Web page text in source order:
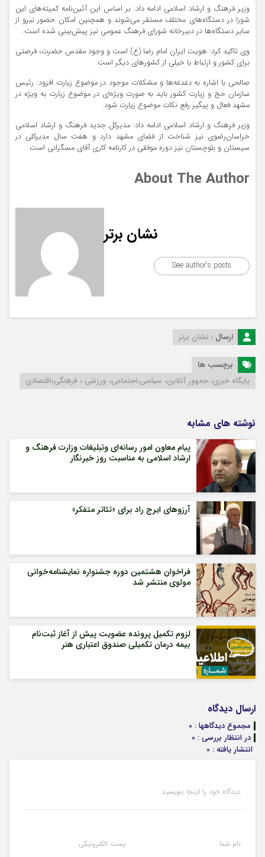
وزیر فرهنگ و ارشاد اسلامی ادامه داد: بر اساس این آئین‌نامه کمیته‌های این
شورا در دستگاه‌های مختلف مستقر می‌شوند و همچنین امکان حضور نیرو از
سایر دستگاه‌ها در دبیرخانه شورای فرهنگ عمومی نیز پیش‌بینی شده است.
وی تاکید کرد: هویت ایران امام رضا (ع) است و وجود مقدس حضرت، فرصتی
برای کشور و ارتباط با خیلی از کشورهای دیگر است.
صالحی با اشاره به دغدغه‌ها و مشکلات موجود در موضوع زیارت افزود: رئیس
سازمان حج و زیارت کشور باید به صورت ویژه‌ای در موضوع زیارت به ویژه در
مشهد فعال و پیگیر رفع نکات موضوع زیارت شود.
وزیر فرهنگ و ارشاد اسلامی ادامه داد: مدیرکل جدید فرهنگ و ارشاد اسلامی
خراسان‌رضوی نیز شناخت از فضای مشهد دارد و هفت سال مدیرکلی در
سیستان و بلوچستان نیز دوره موفقی در کارنامه کاری آقای مسگرانی است.
About The Author
نشان برتر
See author's posts
ارسال : نشان برتر
برچسب ها
پایگاه خبری، جمهور آنلاین، سیاسی،اجتماعی، ورزشی ، فرهنگی،اقتصادی
نوشته های مشابه
پیام معاون امور رسانه‌ای وتبلیغات وزارت فرهنگ و
ارشاد اسلامی به مناسبت روز خبرنگار
آرزوهای ایرج راد برای «تئاتر متفکر»
فراخوان هشتمین دوره جشنواره نمایشنامه‌خوانی
مولوی منتشر شد
لزوم تکمیل پرونده عضویت پیش از آغاز ثبت‌نام
بیمه درمان تکمیلی صندوق اعتباری هنر
ارسال دیدگاه
مجموع دیدگاهها : 0
در انتظار بررسی : 0
انتشار یافته : 0
دیدگاه خود را اینجا بنویسید
نام شما پست الکترونیکی